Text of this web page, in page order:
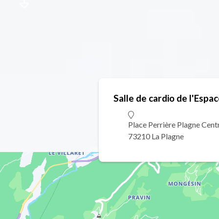
Salle de cardio de
Place Perrière Plagne
73210 La Plagne